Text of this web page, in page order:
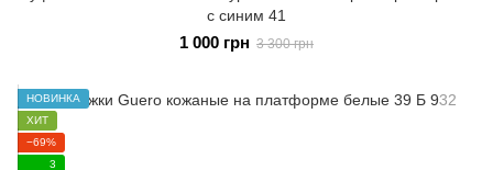
с синим 41
1 000 грн 3 300 грн
НОВИНКА
ХИТ
−69%
3